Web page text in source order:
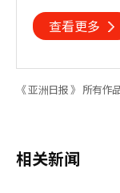
查看更多
《 亚洲日报 》 所有作
相关新闻